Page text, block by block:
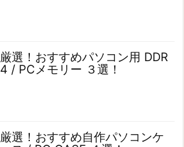
厳選！おすすめパソコン用 DDR
4 / PCメモリー ３選！
厳選！おすすめ自作パソコンケ